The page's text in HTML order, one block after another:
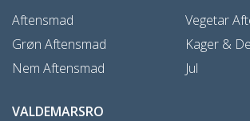
Aftensmad
Grøn Aftensmad
Nem Aftensmad
Vegetar
Kager &
Jul
VALDEMARSRO